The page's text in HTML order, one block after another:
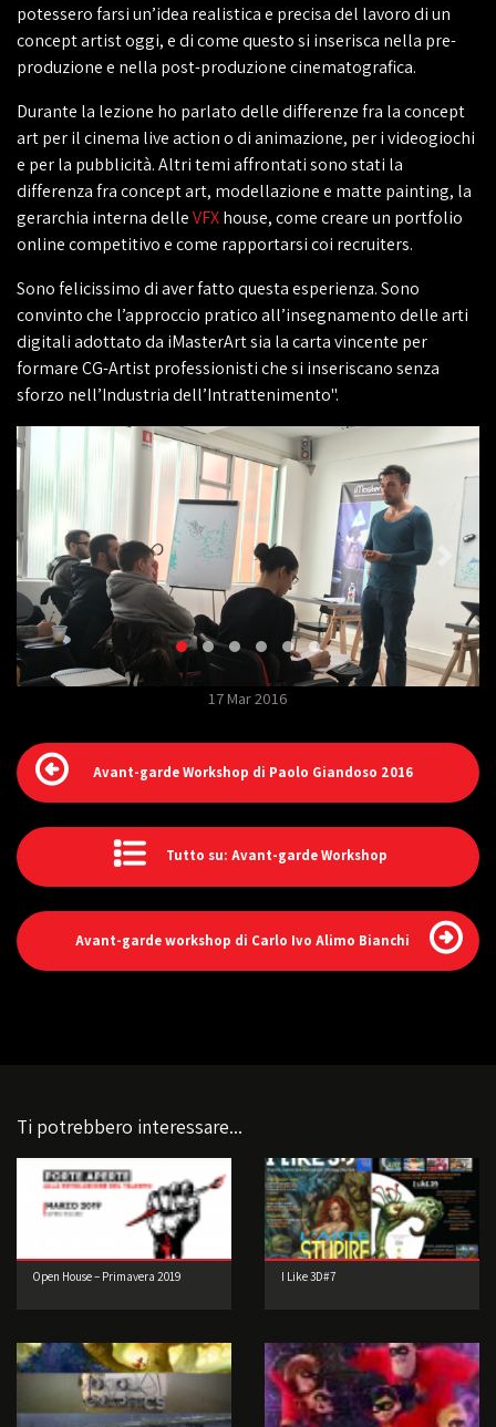
potessero farsi un’idea realistica e precisa del lavoro di un
concept artist oggi, e di come questo si inserisca nella pre-
produzione e nella post-produzione cinematografica.
Durante la lezione ho parlato delle differenze fra la concept
art per il cinema live action o di animazione, per i videogiochi
e per la pubblicità. Altri temi affrontati sono stati la
differenza fra concept art, modellazione e matte painting, la
gerarchia interna delleVFXhouse, come creare un portfolio
online competitivo e come rapportarsi coi recruiters.
Sono felicissimo di aver fatto questa esperienza. Sono
convinto che l’approccio pratico all’insegnamento delle arti
digitali adottato da iMasterArt sia la carta vincente per
formare CG-Artist professionisti che si inseriscano senza
sforzo nell’Industria dell’Intrattenimento".
17 Mar 2016
Avant-garde Workshop di Paolo Giandoso 2016
Tutto su: Avant-garde Workshop
Avant-garde workshop di Carlo Ivo Alimo Bianchi
Ti potrebbero interessare...
Open House – Primavera 2019 I Like 3D#7